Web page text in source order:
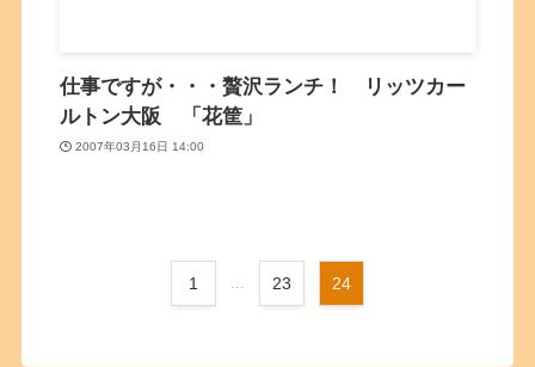
仕事ですが・・・贅沢ランチ！ リッツカー
ルトン大阪 「花筐」
2007年03月16日 14:00
1 23 24